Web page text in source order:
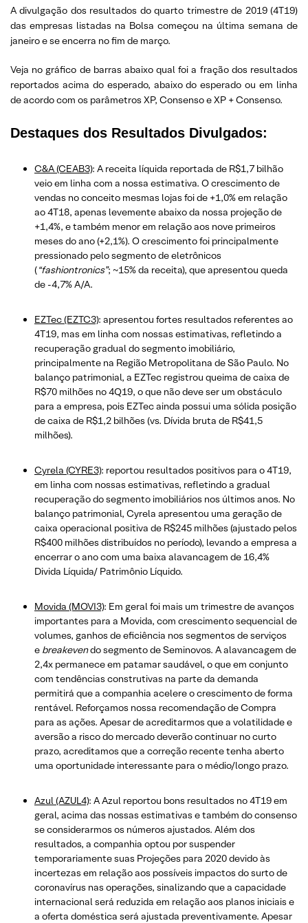
A divulgação dos resultados do quarto trimestre de 2019 (4T19)
das empresas listadas na Bolsa começou na última semana de
janeiro e se encerra no fim de março.
Veja no gráfico de barras abaixo qual foi a fração dos resultados
reportados acima do esperado, abaixo do esperado ou em linha
de acordo com os parâmetros XP, Consenso e XP + Consenso.
Destaques dos Resultados Divulgados:
C&A (CEAB3): A receita líquida reportada de R$1,7 bilhão
veio em linha com a nossa estimativa. O crescimento de
vendas no conceito mesmas lojas foi de +1,0% em relação
ao 4T18, apenas levemente abaixo da nossa projeção de
+1,4%, e também menor em relação aos nove primeiros
meses do ano (+2,1%). O crescimento foi principalmente
pressionado pelo segmento de eletrônicos
(“fashiontronics”; ~15% da receita), que apresentou queda
de -4,7% A/A.
EZTec (EZTC3): apresentou fortes resultados referentes ao
4T19, mas em linha com nossas estimativas, refletindo a
recuperação gradual do segmento imobiliário,
principalmente na Região Metropolitana de São Paulo. No
balanço patrimonial, a EZTec registrou queima de caixa de
R$70 milhões no 4Q19, o que não deve ser um obstáculo
para a empresa, pois EZTec ainda possui uma sólida posição
de caixa de R$1,2 bilhões (vs. Dívida bruta de R$41,5
milhões).
Cyrela (CYRE3): reportou resultados positivos para o 4T19,
em linha com nossas estimativas, refletindo a gradual
recuperação do segmento imobiliários nos últimos anos. No
balanço patrimonial, Cyrela apresentou uma geração de
caixa operacional positiva de R$245 milhões (ajustado pelos
R$400 milhões distribuídos no período), levando a empresa a
encerrar o ano com uma baixa alavancagem de 16,4%
Divida Líquida/ Patrimônio Líquido.
Movida (MOVI3): Em geral foi mais um trimestre de avanços
importantes para a Movida, com crescimento sequencial de
volumes, ganhos de eficiência nos segmentos de serviços
e breakevendo segmento de Seminovos. A alavancagem de
2,4x permanece em patamar saudável, o que em conjunto
com tendências construtivas na parte da demanda
permitirá que a companhia acelere o crescimento de forma
rentável. Reforçamos nossa recomendação de Compra
para as ações. Apesar de acreditarmos que a volatilidade e
aversão a risco do mercado deverão continuar no curto
prazo, acreditamos que a correção recente tenha aberto
uma oportunidade interessante para o médio/longo prazo.
Azul (AZUL4): A Azul reportou bons resultados no 4T19 em
geral, acima das nossas estimativas e também do consenso
se considerarmos os números ajustados. Além dos
resultados, a companhia optou por suspender
temporariamente suas Projeções para 2020 devido às
incertezas em relação aos possíveis impactos do surto de
coronavírus nas operações, sinalizando que a capacidade
internacional será reduzida em relação aos planos iniciais e
a oferta doméstica será ajustada preventivamente. Apesar